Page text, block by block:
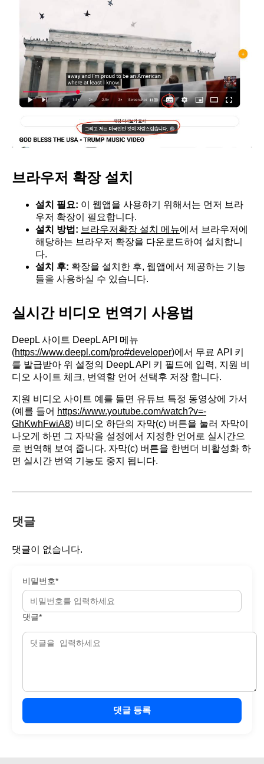
브라우저 확장 설치
설치 필요: 이 웹앱을 사용하기 위해서는 먼저 브라
우저 확장이 필요합니다.
설치 방법: 브라우저확장 설치 메뉴에서 브라우저에
해당하는 브라우저 확장을 다운로드하여 설치합니
다.
설치 후: 확장을 설치한 후, 웹앱에서 제공하는 기능
들을 사용하실 수 있습니다.
실시간 비디오 번역기 사용법
DeepL 사이트 DeepL API 메뉴
(https://www.deepl.com/pro#developer)에서 무료 API 키
를 발급받아 위 설정의 DeepL API 키 필드에 입력, 지원 비
디오 사이트 체크, 번역할 언어 선택후 저장 합니다.
지원 비디오 사이트 예를 들면 유튜브 특정 동영상에 가서
(예를 들어 https://www.youtube.com/watch?v=-
GhKwhFwiA8) 비디오 하단의 자막(c) 버튼을 눌러 자막이
나오게 하면 그 자막을 설정에서 지정한 언어로 실시간으
로 번역해 보여 줍니다. 자막(c) 버튼을 한번더 비활성화 하
면 실시간 번역 기능도 중지 됩니다.
댓글
댓글이 없습니다.
비밀번호*
댓글*
댓글 등록